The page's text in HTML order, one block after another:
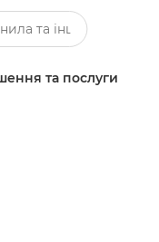
та послуги